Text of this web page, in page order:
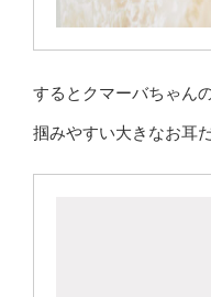
するとクマーバちゃん
掴みやすい大きなお耳